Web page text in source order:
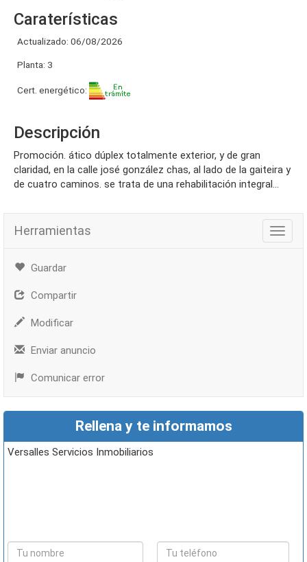
Caraterísticas
Actualizado: 06/08/2026
Planta: 3
Cert. energético:
Descripción
promoción. ático dúplex totalmente exterior, y de gran
claridad, en la calle josé gonzález chas, al lado de la gaiteira y
de cuatro caminos. se trata de una rehabilitación integral...
Herramientas
Guardar
Compartir
Modificar
Enviar anuncio
Comunicar error
Rellena y te informamos
Versalles Servicios Inmobiliarios